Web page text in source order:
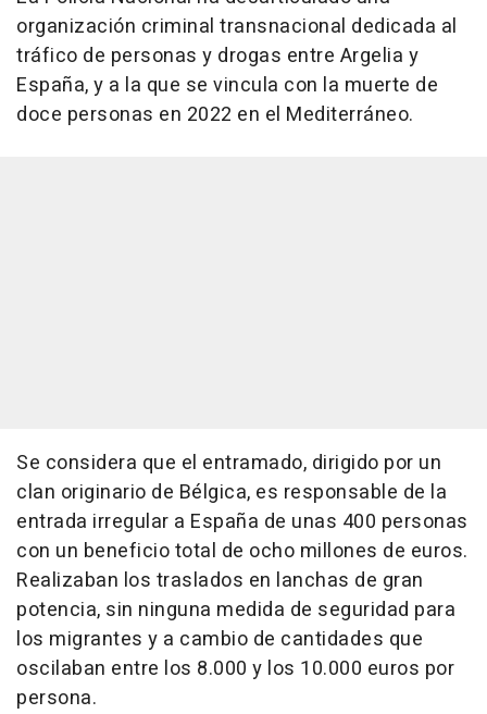
organización criminal transnacional dedicada al
tráfico de personas y drogas entre Argelia y
España, y a la que se vincula con la muerte de
doce personas en 2022 en el Mediterráneo.
Se considera que el entramado, dirigido por un
clan originario de Bélgica, es responsable de la
entrada irregular a España de unas 400 personas
con un beneficio total de ocho millones de euros.
Realizaban los traslados en lanchas de gran
potencia, sin ninguna medida de seguridad para
los migrantes y a cambio de cantidades que
oscilaban entre los 8.000 y los 10.000 euros por
persona.